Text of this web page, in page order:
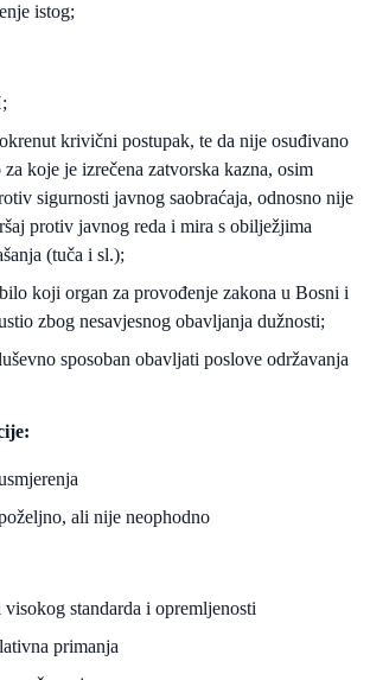
istog;
krivični postupak, te da nije osuđivano
koje je izrečena zatvorska kazna, osim
sigurnosti javnog saobraćaja, odnosno nije
protiv javnog reda i mira s obilježjima
(tuča i sl.);
koji organ za provođenje zakona u Bosni i
zbog nesavjesnog obavljanja dužnosti;
sposoban obavljati poslove održavanja
ali nije neophodno
standarda i opremljenosti
primanja